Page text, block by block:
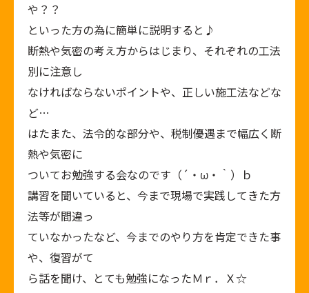
や？？
といった方の為に簡単に説明すると♪
断熱や気密の考え方からはじまり、それぞれの工法
別に注意し
なければならないポイントや、正しい施工法などな
ど…
はたまた、法令的な部分や、税制優遇まで幅広く断
熱や気密に
ついてお勉強する会なのです（´・ω・｀）ｂ
講習を聞いていると、今まで現場で実践してきた方
法等が間違っ
ていなかったなど、今までのやり方を肯定できた事
や、復習がて
ら話を聞け、とても勉強になったＭｒ．Ｘ☆